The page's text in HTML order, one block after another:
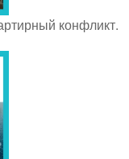
конфликт.